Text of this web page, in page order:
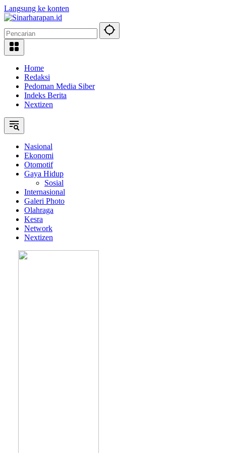
Langsung ke konten
Home
Redaksi
Pedoman Media Siber
Indeks Berita
Nextizen
Nasional
Ekonomi
Otomotif
Gaya Hidup
Sosial
Internasional
Galeri Photo
Olahraga
Kesra
Network
Nextizen